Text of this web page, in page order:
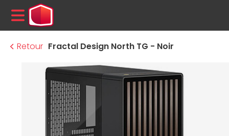
MENU
Retour Fractal Design North TG - Noir